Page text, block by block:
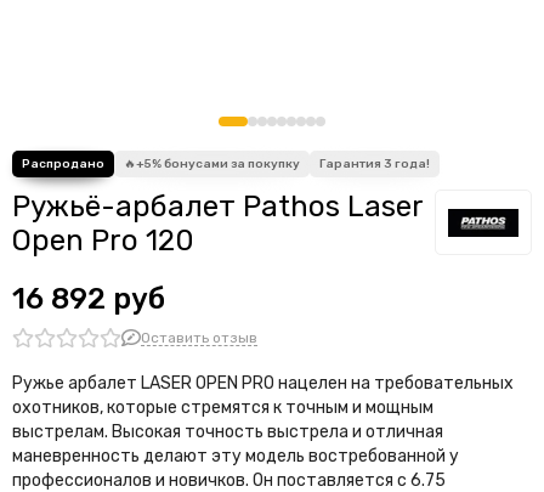
Ружьё-арбалет Pathos Laser
Open Pro 120
16 892 руб
Оставить отзыв
Ружье арбалет LASER OPEN PRO нацелен на требовательных
охотников, которые стремятся к точным и мощным
выстрелам. Высокая точность выстрела и отличная
маневренность делают эту модель востребованной у
профессионалов и новичков. Он поставляется с 6.75